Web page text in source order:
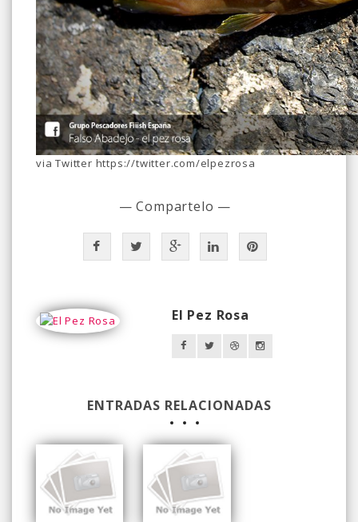
via Twitter https://twitter.com/elpezrosa
— Compartelo —
El Pez Rosa
ENTRADAS RELACIONADAS